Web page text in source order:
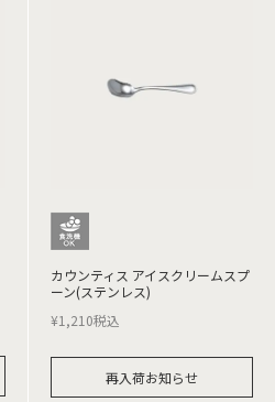
カウンティス アイスクリームスプ
ーン(ステンレス)
¥1,210税込
再入荷お知らせ